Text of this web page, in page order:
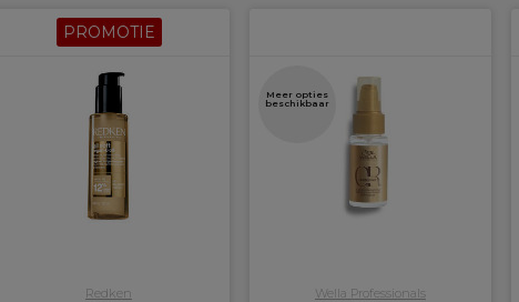
PROMOTIE
Redken
Meer opties
beschikbaar
Wella Professionals